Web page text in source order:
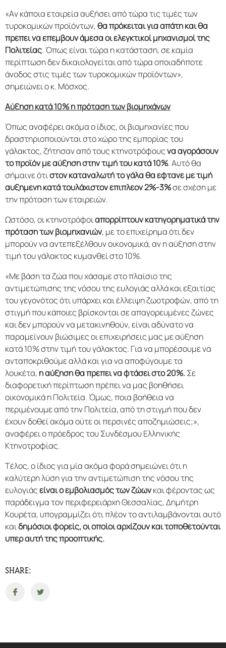
«Αν κάποια εταιρεία αυξήσει από τώρα τις τιμές των
τυροκομικών προϊόντων,θα πρόκειται για απάτη και θα
πρέπει να επέμβουν άμεσα οι ελεγκτικοί μηχανισμοί της
Πολιτείας. Όπως είναι τώρα η κατάσταση, σε καμία
περίπτωση δεν δικαιολογείται από τώρα οποιαδήποτε
άνοδος στις τιμές των τυροκομικών προϊόντων»,
σημειώνει ο κ. Μόσχος.
Αύξηση κατά 10% η πρόταση των βιομηχάνων
Όπως αναφέρει ακόμα ο ίδιος, οι βιομηχανίες που
δραστηριοποιούνται στο χώρο της εμπορίας του
γάλακτος, ζήτησαν από τους κτηνοτρόφουςνα αγοράσουν
το προϊόν με αύξηση στην τιμή του κατά 10%. Αυτό θα
σήμαινε ότιστον καταναλωτή το γάλα θα έφτανε με τιμή
αυξημένη κατά τουλάχιστον επιπλέον 2%-3%σε σχέση με
την πρόταση των εταιρειών.
Ωστόσο, οι κτηνοτρόφοιαπορρίπτουν κατηγορηματικά την
πρόταση των βιομηχανιών, με το επιχείρημα ότι δεν
μπορούν να αντεπεξέλθουν οικονομικά, αν η αύξηση στην
τιμή του γάλακτος κυμανθεί στο 10%.
«Με βάση τα ζώα που χάσαμε στο πλαίσιο της
αντιμετώπισης της νόσου της ευλογιάς αλλά και εξαιτίας
του γεγονότος ότι υπάρχει και έλλειψη ζωοτροφών, από τη
στιγμή που κάποιες βρίσκονται σε απαγορευμένες ζώνες
και δεν μπορούν να μετακινηθούν, είναι αδύνατο να
παραμείνουν βιώσιμες οι επιχειρήσεις μας με αύξηση
κατά 10% στην τιμή του γάλακτος. Για να μπορέσουμε να
ανταποκριθούμε αλλά και για να αποφύγουμε τα
λουκέτα, η αύξηση θα πρέπει να φτάσει στο 20%.Σε
διαφορετική περίπτωση πρέπει να μας βοηθήσει
οικονομικά η Πολιτεία. Όμως, ποια βοήθεια να
περιμένουμε από την Πολιτεία, από τη στιγμή που δεν
έχουν δοθεί ακόμα ούτε οι περσινές αποζημιώσεις;»,
αναφέρει ο πρόεδρος του Συνδέσμου Ελληνικής
Κτηνοτροφίας.
Τέλος, ο ίδιος για μία ακόμα φορά σημειώνει ότι η
καλύτερη λύση για την αντιμετώπιση της νόσου της
ευλογιάςείναι ο εμβολιασμός των ζώωνκαι φέροντας ως
παράδειγμα τον περιφερειάρχη Θεσσαλίας, Δημήτρη
Κουρέτα, υπογραμμίζει ότι πλέον το αντιλαμβάνονται αυτό
καιδημόσιοι φορείς, οι οποίοι αρχίζουν και τοποθετούνται
υπέρ αυτή της προοπτικής.
SHARE: